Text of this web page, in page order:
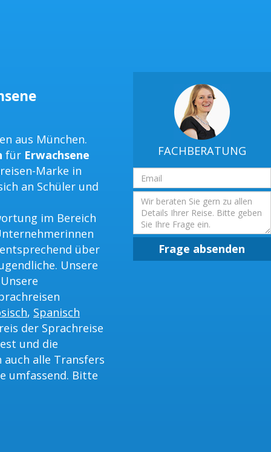
aus München.
für Erwachsene
Marke in
an Schüler und
im Bereich
über
Unsere
, Spanisch
der Sprachreise
und die
alle Transfers
umfassend. Bitte
FACHBERATUNG
Email
Adresse
Frage
Frage absenden